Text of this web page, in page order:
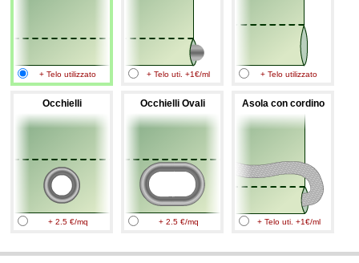
+ Telo utilizzato + Telo uti. +1€/ml + Telo utilizzato
Occhielli
+ 2.5 €/mq
Occhielli Ovali
+ 2.5 €/mq
Asola con cordino
+ Telo uti. +1€/ml